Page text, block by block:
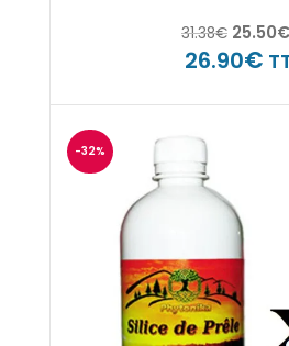
31.38€ 25.50€
26.90€
-32%